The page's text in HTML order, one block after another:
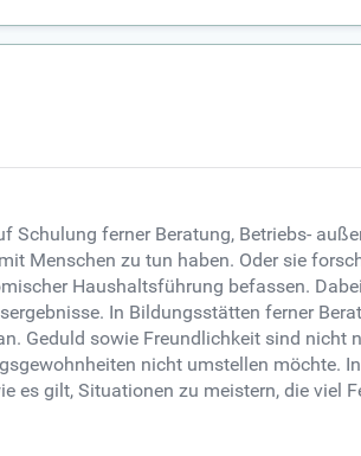
ferner Beratung, Betriebs-
Menschen zu tun haben. Oder sie
Haushaltsführung befassen.
In Bildungsstätten ferner
Geduld sowie Freundlichkeit sind nicht
nicht umstellen möchte.
es gilt, Situationen zu meistern, die viel